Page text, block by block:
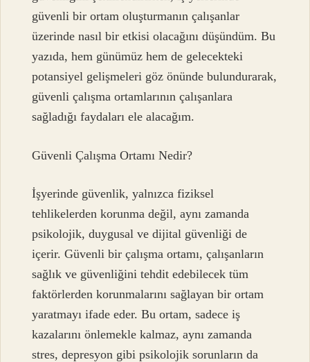
güvenli bir ortam oluşturmanın çalışanlar
üzerinde nasıl bir etkisi olacağını düşündüm. Bu
yazıda, hem günümüz hem de gelecekteki
potansiyel gelişmeleri göz önünde bulundurarak,
güvenli çalışma ortamlarının çalışanlara
sağladığı faydaları ele alacağım.
Güvenli Çalışma Ortamı Nedir?
İşyerinde güvenlik, yalnızca fiziksel
tehlikelerden korunma değil, aynı zamanda
psikolojik, duygusal ve dijital güvenliği de
içerir. Güvenli bir çalışma ortamı, çalışanların
sağlık ve güvenliğini tehdit edebilecek tüm
faktörlerden korunmalarını sağlayan bir ortam
yaratmayı ifade eder. Bu ortam, sadece iş
kazalarını önlemekle kalmaz, aynı zamanda
stres, depresyon gibi psikolojik sorunların da